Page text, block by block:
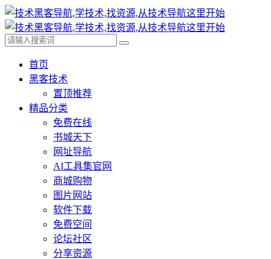
首页
黑客技术
置顶推荐
精品分类
免费在线
书城天下
网址导航
AI工具集官网
商城购物
图片网站
软件下载
免费空间
论坛社区
分享资源